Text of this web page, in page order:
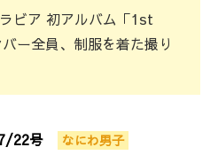
ビア 初アルバム「1st
ー全員、制服を着た撮り
22号 なにわ男子